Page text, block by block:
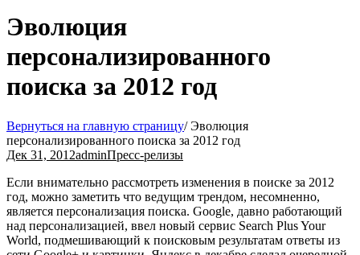
Эволюция
персонализированного
поиска за 2012 год
Вернуться на главную страницу/Эволюция
персонализированного поиска за 2012 год
Дек 31, 2012adminПресс-релизы
Если внимательно рассмотреть изменения в поиске за 2012
год, можно заметить что ведущим трендом, несомненно,
является персонализация поиска. Google, давно работающий
над персонализацией, ввел новый сервис Search Plus Your
World, подмешивающий к поисковым результатам ответы из